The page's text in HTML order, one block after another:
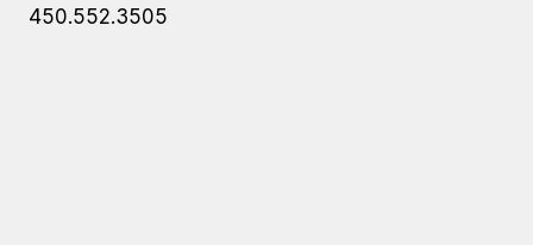
450.552.3505